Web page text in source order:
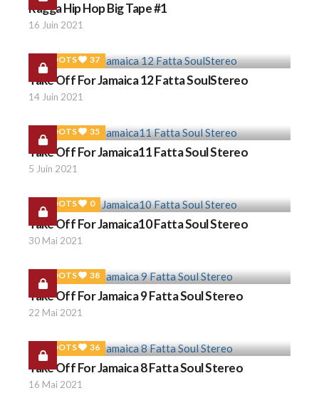
Ragga Hip Hop Big Tape #1
16 Juin 2021
ROOTS 37
Take Off For Jamaica 12 Fatta SoulStereo
14 Juin 2021
ROOTS 35
Take Off For Jamaica11 Fatta Soul Stereo
5 Juin 2021
ROOTS 0
Take Off For Jamaica10 Fatta Soul Stereo
30 Mai 2021
ROOTS 38
Take Off For Jamaica 9 Fatta Soul Stereo
22 Mai 2021
ROOTS 36
Take Off For Jamaica 8 Fatta Soul Stereo
16 Mai 2021